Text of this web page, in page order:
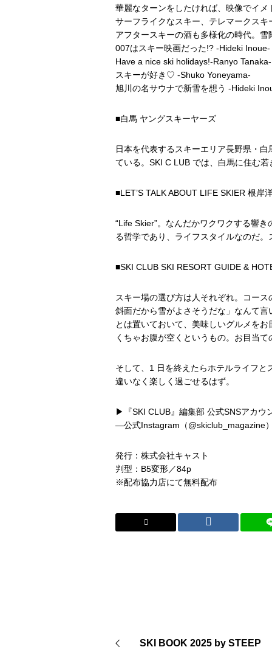
華麗なターンをしたければ、映像でイ
サーフライクなスキー、テレマークス
アフタースキーの酒も多様化の時代。
007はスキー映画だった!? -Hideki Inoue-
Have a nice ski holidays!-Ranyo Tanaka-
スキーが好き♡ -Shuko Yoneyama-
旭川の名サウナで新雪を想う -Hideki
■白馬 ヤングスキーヤーズ
日本を代表するスキーエリア長野県・
ている。SKI C LUB では、白馬に住む
■LET’S TALK ABOUT LIFE SKIER 根岸
“Life Skier”。なんだかワクワクする響
る哲学であり、ライフスタイルなのだ
■SKI CLUB SKI RESORT GUIDE &
スキー場の選び方は人それぞれ。コー
斜面だから雪がよさそうだな」なんて
とは置いておいて、美味しいグルメを
くちゃお腹が空くというもの。お目当
そして、1 日を終えたらホテルライフ
違いなく楽しく過ごせるはず。
▶『SKI CLUB』編集部 公式SNSアカウ
―公式Instagram（@skiclub_magazine
発行：株式会社キャスト
判型：B5変形／84p
※配布協力店にて無料配布
SKI BOOK 2025 by STEEP